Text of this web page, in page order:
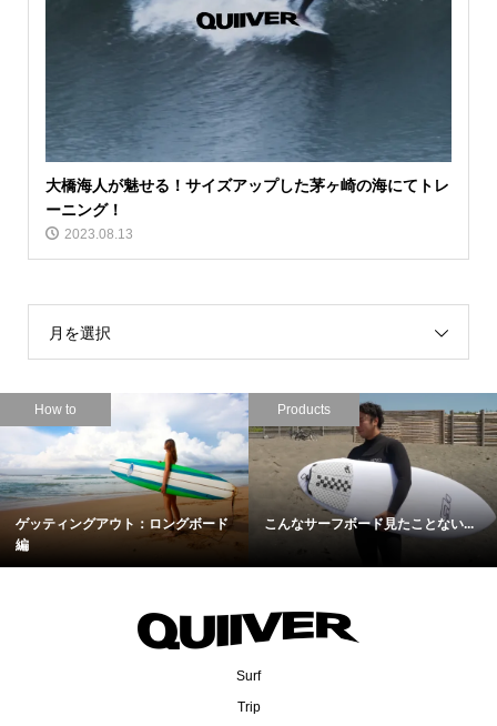
大橋海人が魅せる！サイズアップした茅ヶ崎の海にてトレ
ーニング！
2023.08.13
月を選択
How to
ゲッティングアウト：ロングボード
編
Products
こんなサーフボード見たことない...
Surf
Trip